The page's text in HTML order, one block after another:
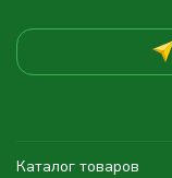
Каталог товаров